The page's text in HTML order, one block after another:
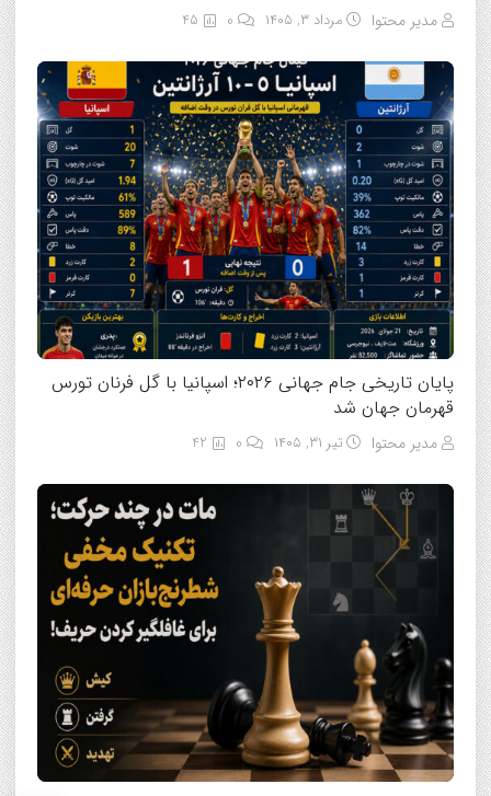
مدیر محتوا مرداد ۳, ۱۴۰۵ 45
پایان تاریخی جام جهانی ۲۰۲۶؛ اسپانیا با گل فرنان تورس
قهرمان جهان شد
مدیر محتوا تیر ۳۱, ۱۴۰۵ 42